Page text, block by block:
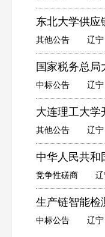
东北大学供应
其他公告 辽宁
国家税务总
中标公告 辽宁
大连理工大学
其他公告 辽宁
中华人民共和
竞争性磋商
生产链智能检
中标公告 辽宁